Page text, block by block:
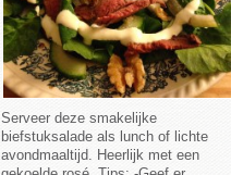
Serveer deze smakelijke
biefstuksalade als lunch of lichte
avondmaaltijd. Heerlijk met een